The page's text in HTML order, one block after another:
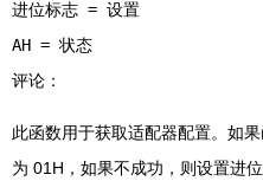
进位标志 = 设置
AH = 状态
此函数用于获取适配器配置。如
为 01H，如果不成功，则设置进